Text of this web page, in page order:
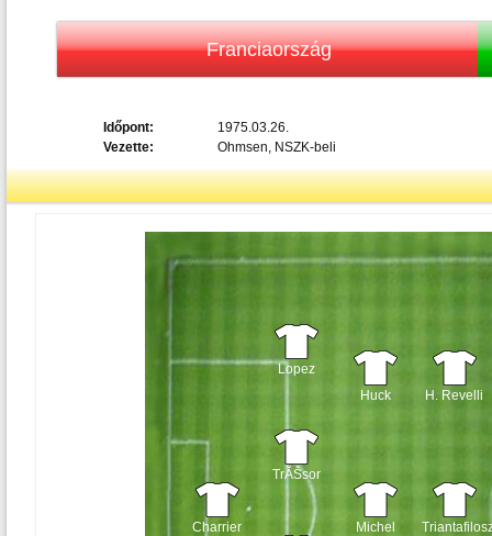
Franciaország
Időpont:
1975.03.26.
Vezette:
Ohmsen, NSZK-beli
Charrier
Lopez
TrĂŠsor
Huck
Michel
H. Revelli